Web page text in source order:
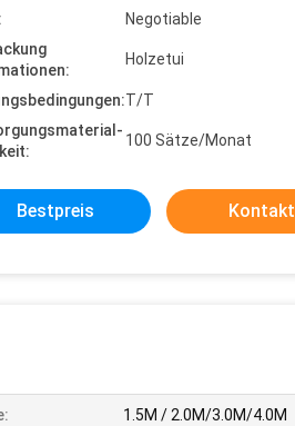
Negotiable
Holzetui
T/T
100 Sätze/Monat
Bestpreis Kontakt
1.5M / 2.0M/3.0M/4.0M